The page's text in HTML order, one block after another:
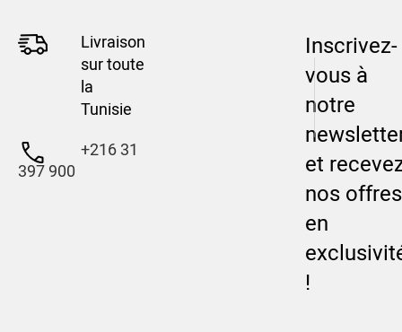
Livraison
sur toute
la
Tunisie
+216 31
397 900
Inscrivez-
vous à
notre
et
nos offres
en
!